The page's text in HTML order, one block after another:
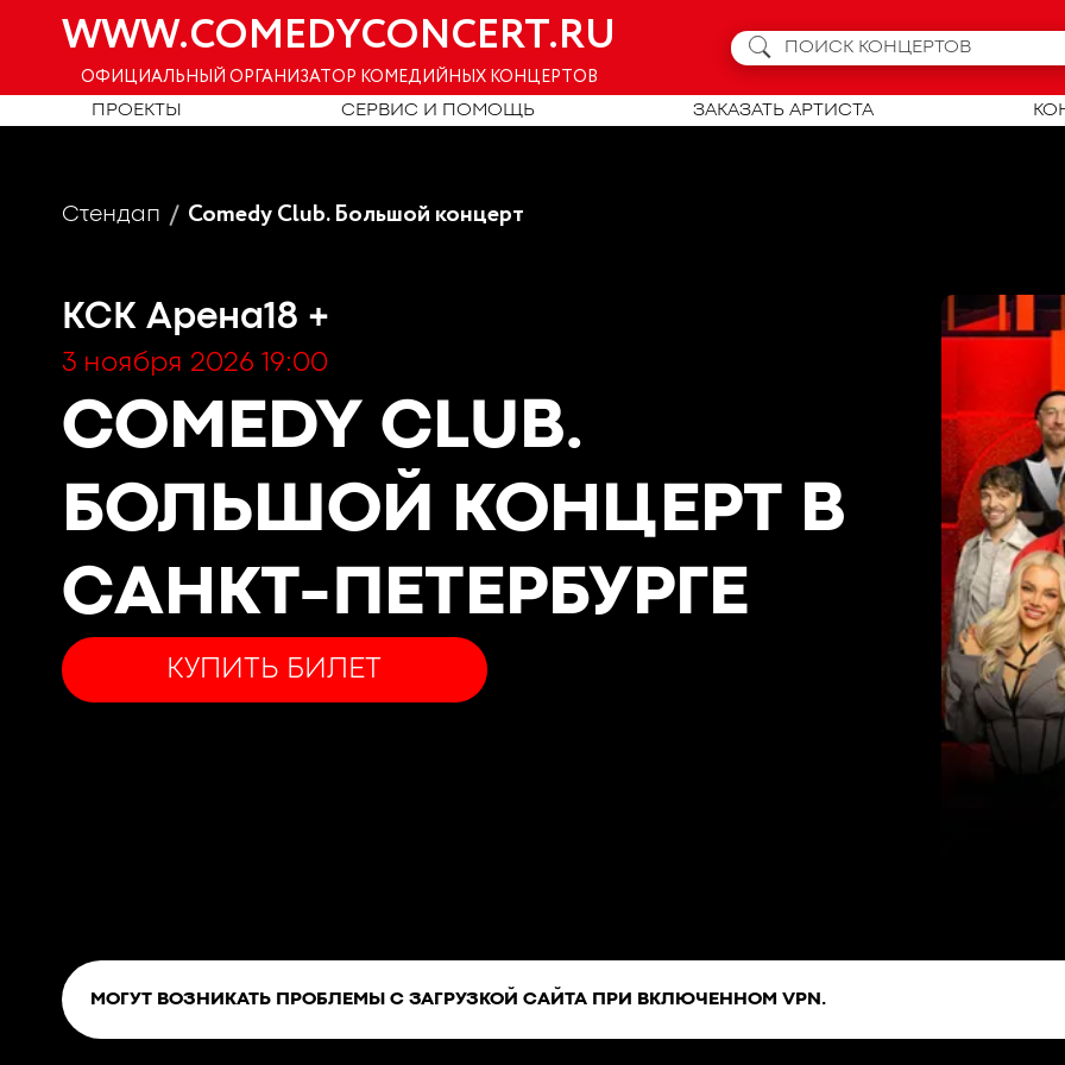
WWW.COMEDYCONCERT.RU
ОФИЦИАЛЬНЫЙ ОРГАНИЗАТОР КОМЕДИЙНЫХ КОНЦЕРТОВ
ПРОЕКТЫ СЕРВИС И ПОМОЩЬ ЗАКАЗАТЬ АРТИСТА
Стендап Comedy Club. Большой концерт
КСК Арена18 +
3 ноября 2026 19:00
COMEDY CLUB.
БОЛЬШОЙ КОНЦЕРТ В
САНКТ-ПЕТЕРБУРГЕ
КУПИТЬ БИЛЕТ
МОГУТ ВОЗНИКАТЬ ПРОБЛЕМЫ С ЗАГРУЗКОЙ САЙТА ПРИ ВКЛЮЧЕННОМ VPN.